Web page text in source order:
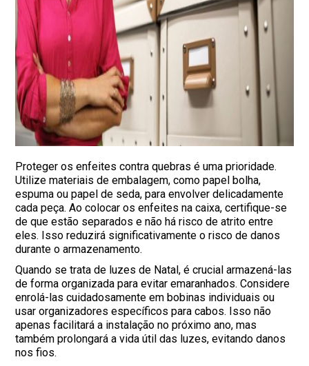
Proteger os enfeites contra quebras é uma prioridade.
Utilize materiais de embalagem, como papel bolha,
espuma ou papel de seda, para envolver delicadamente
cada peça. Ao colocar os enfeites na caixa, certifique-se
de que estão separados e não há risco de atrito entre
eles. Isso reduzirá significativamente o risco de danos
durante o armazenamento.
Quando se trata de luzes de Natal, é crucial armazená-las
de forma organizada para evitar emaranhados. Considere
enrolá-las cuidadosamente em bobinas individuais ou
usar organizadores específicos para cabos. Isso não
apenas facilitará a instalação no próximo ano, mas
também prolongará a vida útil das luzes, evitando danos
nos fios.